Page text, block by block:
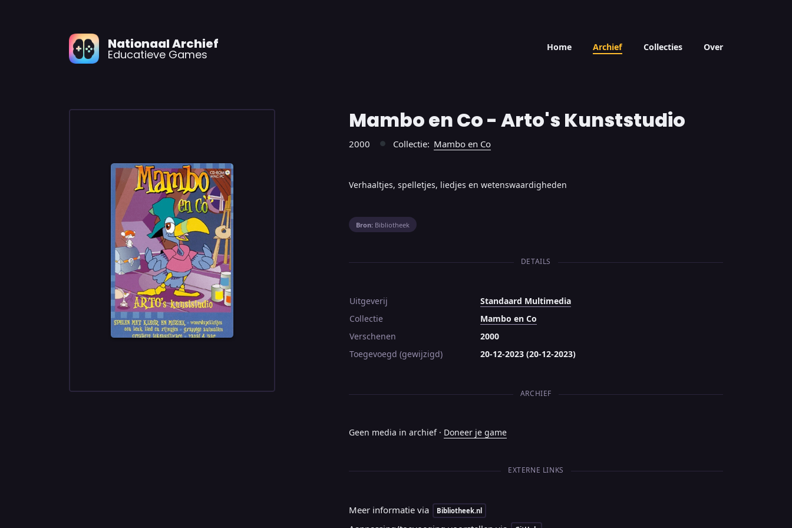
Nationaal Archief
Educatieve Games
Home Archief Collecties Over
Mambo en Co - Arto's Kunststudio
2000 ● Collectie: Mambo en Co
Verhaaltjes, spelletjes, liedjes en wetenswaardigheden
Bron: Bibliotheek
DETAILS
Uitgeverij
Standaard Multimedia
Collectie
Mambo en Co
Verschenen
2000
Toegevoegd (gewijzigd)
20-12-2023 (20-12-2023)
ARCHIEF
Geen media in archief · Doneer je game
EXTERNE LINKS
Meer informatie via Bibliotheek.nl